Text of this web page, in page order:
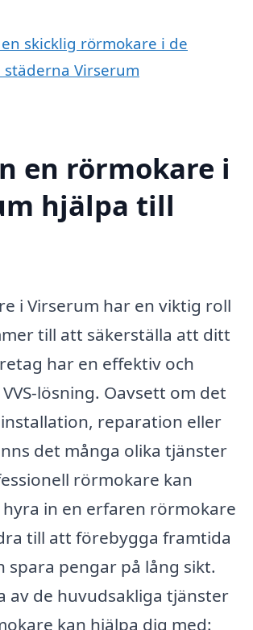
skicklig rörmokare i de
Virserum
en rörmokare i
hjälpa till
i Virserum har en viktig roll
till att säkerställa att ditt
har en effektiv och
lösning. Oavsett om det
reparation eller
det många olika tjänster
rörmokare kan
in en erfaren rörmokare
till att förebygga framtida
spara pengar på lång sikt.
av de huvudsakliga tjänster
kan hjälpa dig med: